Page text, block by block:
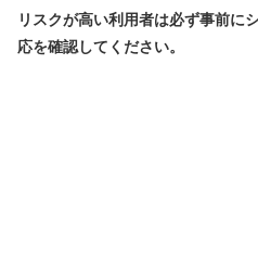
リスクが高い利用者は必ず事前に
応を確認してください。